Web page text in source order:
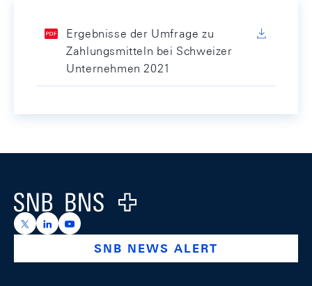
Ergebnisse der Umfrage zu
Zahlungsmitteln bei Schweizer
Unternehmen 2021
Logo
https://x.com/snb_bns
https://ch.linkedin.com/company/swiss-national-
https://www.youtube.com/@swissnationalbank
SNB NEWS ALERT